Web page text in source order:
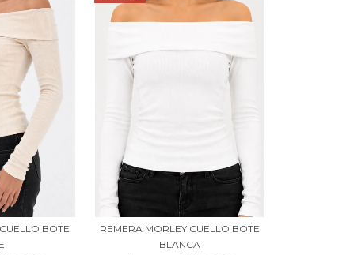
BOTE
REMERA MORLEY CUELLO BOTE
BLANCA